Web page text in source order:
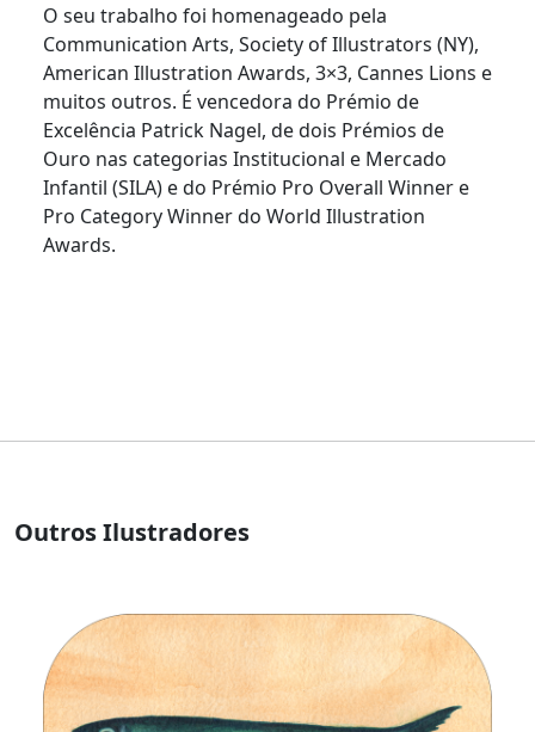
O seu trabalho foi homenageado pela
Communication Arts, Society of Illustrators (NY),
American Illustration Awards, 3×3, Cannes Lions e
muitos outros. É vencedora do Prémio de
Excelência Patrick Nagel, de dois Prémios de
Ouro nas categorias Institucional e Mercado
Infantil (SILA) e do Prémio Pro Overall Winner e
Pro Category Winner do World Illustration
Awards.
Outros Ilustradores